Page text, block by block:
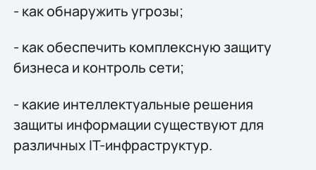
- как обнаружить угрозы;
- как обеспечить комплексную защиту
бизнеса и контроль сети;
- какие интеллектуальные решения
защиты информации существуют для
различных IT-инфраструктур.